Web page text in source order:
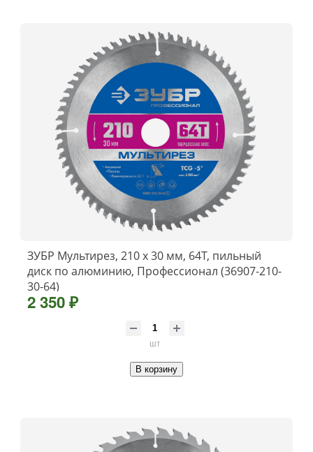
ЗУБР Мультирез, 210 x 30 мм, 64Т, пильный
диск по алюминию, Профессионал (36907-210-
30-64)
2 350 ₽
шт
В корзину